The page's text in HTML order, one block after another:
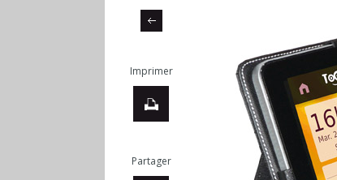
Imprimer
Partager